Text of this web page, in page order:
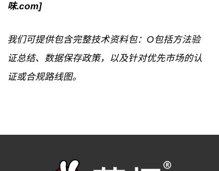
味.com]
我们可提供包含完整技术资料包： O包括方法验
证总结、数据保存政策，以及针对优先市场的认
证或合规路线图。